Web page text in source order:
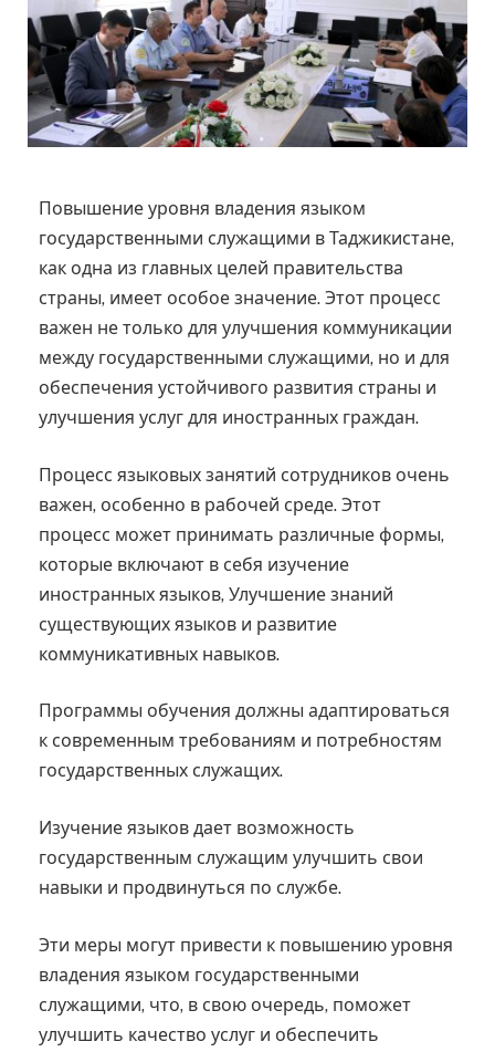
Повышение уровня владения языком
государственными служащими в Таджикистане,
как одна из главных целей правительства
страны, имеет особое значение. Этот процесс
важен не только для улучшения коммуникации
между государственными служащими, но и для
обеспечения устойчивого развития страны и
улучшения услуг для иностранных граждан.
Процесс языковых занятий сотрудников очень
важен, особенно в рабочей среде. Этот
процесс может принимать различные формы,
которые включают в себя изучение
иностранных языков, Улучшение знаний
существующих языков и развитие
коммуникативных навыков.
Программы обучения должны адаптироваться
к современным требованиям и потребностям
государственных служащих.
Изучение языков дает возможность
государственным служащим улучшить свои
навыки и продвинуться по службе.
Эти меры могут привести к повышению уровня
владения языком государственными
служащими, что, в свою очередь, поможет
улучшить качество услуг и обеспечить